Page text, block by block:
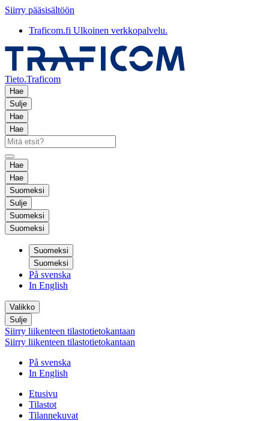
Siirry pääsisältöön
Traficom.fi Ulkoinen verkkopalvelu.
Tieto.Traficom
Hae
Sulje
Hae
Hae
Hae
Hae
Suomeksi
Sulje
Suomeksi
Suomeksi
Suomeksi
Suomeksi
På svenska
In English
Valikko
Sulje
Siirry liikenteen tilastotietokantaan
Siirry liikenteen tilastotietokantaan
På svenska
In English
Etusivu
Tilastot
Tilannekuvat